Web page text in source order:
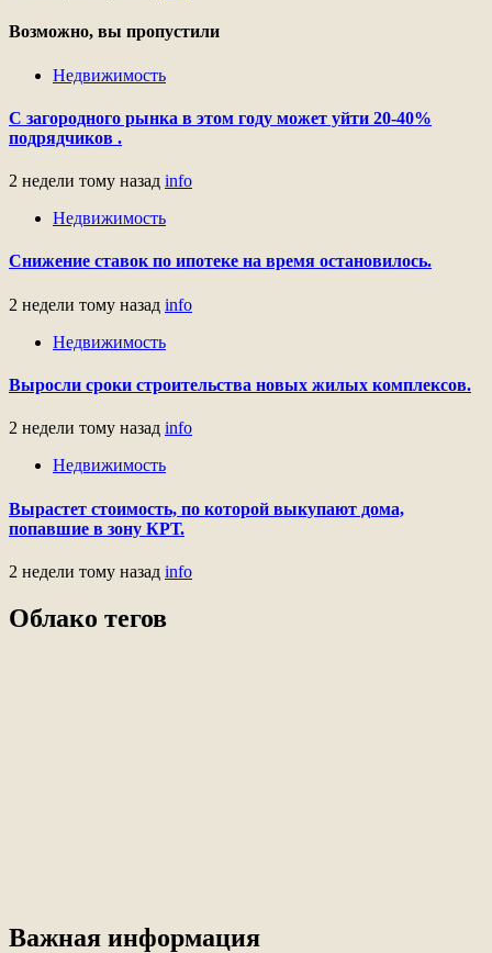
Возможно, вы пропустили
Недвижимость
С загородного рынка в этом году может уйти 20-40%
подрядчиков .
2 недели тому назад info
Недвижимость
Снижение ставок по ипотеке на время остановилось.
2 недели тому назад info
Недвижимость
Выросли сроки строительства новых жилых комплексов.
2 недели тому назад info
Недвижимость
Вырастет стоимость, по которой выкупают дома,
попавшие в зону КРТ.
2 недели тому назад info
Облако тегов
Важная информация